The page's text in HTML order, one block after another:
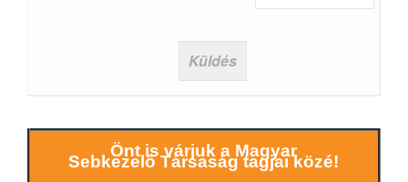
Önt is várjuk a Magyar
Sebkezelő Társaság tagjai közé!